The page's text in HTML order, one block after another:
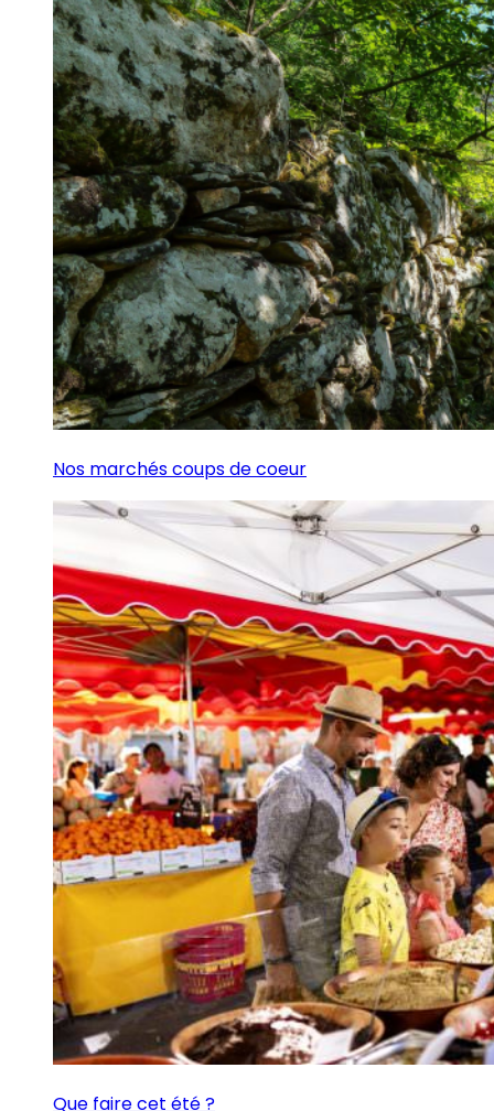
Nos marchés coups de coeur
Que faire cet été ?